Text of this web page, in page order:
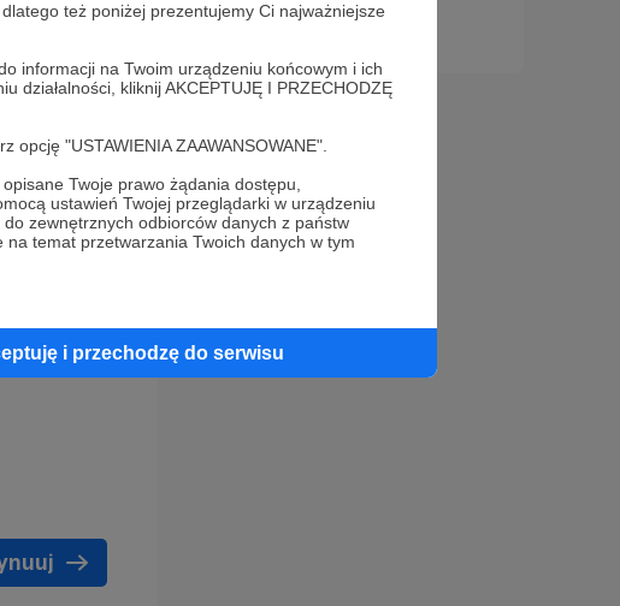
też poniżej prezentujemy Ci najważniejsze
informacji na Twoim urządzeniu końcowym i ich
działalności, kliknij AKCEPTUJĘ I PRZECHODZĘ
"USTAWIENIA ZAAWANSOWANE".
Twoje prawo żądania dostępu,
ustawień Twojej przeglądarki w urządzeniu
zewnętrznych odbiorców danych z państw
temat przetwarzania Twoich danych w tym
i przechodzę do serwisu